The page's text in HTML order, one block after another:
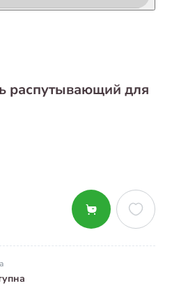
распутывающий для